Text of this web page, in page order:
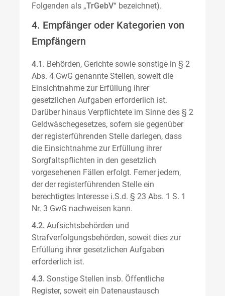
Folgenden als „TrGebV“ bezeichnet).
4. Empfänger oder Kategorien von
Empfängern
4.1. Behörden, Gerichte sowie sonstige in § 2
Abs. 4 GwG genannte Stellen, soweit die
Einsichtnahme zur Erfüllung ihrer
gesetzlichen Aufgaben erforderlich ist.
Darüber hinaus Verpflichtete im Sinne des § 2
Geldwäschegesetzes, sofern sie gegenüber
der registerführenden Stelle darlegen, dass
die Einsichtnahme zur Erfüllung ihrer
Sorgfaltspflichten in den gesetzlich
vorgesehenen Fällen erfolgt. Ferner jedem,
der der registerführenden Stelle ein
berechtigtes Interesse i.S.d. § 23 Abs. 1 S. 1
Nr. 3 GwG nachweisen kann.
4.2. Aufsichtsbehörden und
Strafverfolgungsbehörden, soweit dies zur
Erfüllung ihrer gesetzlichen Aufgaben
erforderlich ist.
4.3. Sonstige Stellen insb. Öffentliche
Register, soweit ein Datenaustausch